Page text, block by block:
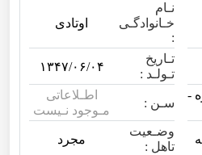
نـام
خـانوادگـی
:
اوتادی
تـاریخ
تـولـد :
۱۳۴۷/۰۶/۰۴
-
سـن :
اطـلاعاتی
مـوجود نـیست
وضـعیت
تاهل :
مجرد